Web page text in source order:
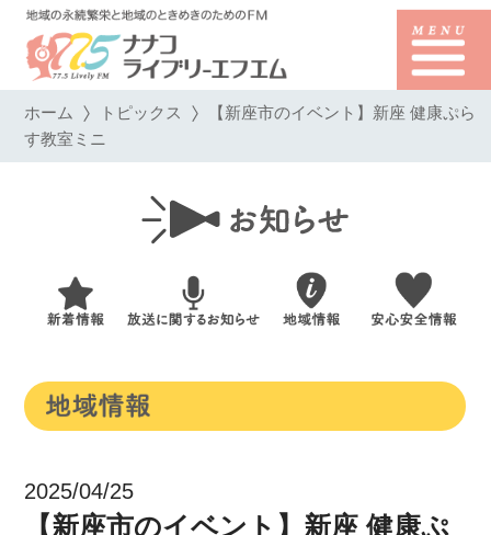
ホーム トピックス 【新座市のイベント】新座 健康ぷら
す教室ミニ
2025/04/25
【新座市のイベント】新座 健康ぷ